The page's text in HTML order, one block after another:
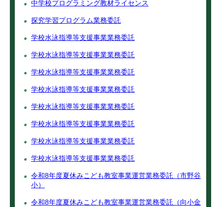
中学校プログラミング教材ライセンス
探究学習プログラム業務委託
学校水泳指導等支援事業業務委託
学校水泳指導等支援事業業務委託
学校水泳指導等支援事業業務委託
学校水泳指導等支援事業業務委託
学校水泳指導等支援事業業務委託
学校水泳指導等支援事業業務委託
学校水泳指導等支援事業業務委託
学校水泳指導等支援事業業務委託
令和8年度夏休みこども教室事業運営業務委託（市野谷
小）
令和8年度夏休みこども教室事業運営業務委託（向小金